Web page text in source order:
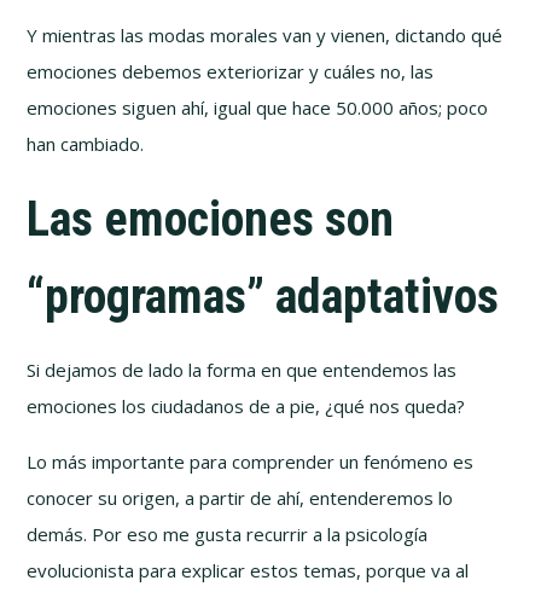
Y mientras las modas morales van y vienen, dictando qué
emociones debemos exteriorizar y cuáles no, las
emociones siguen ahí, igual que hace 50.000 años; poco
han cambiado.
Las emociones son
“programas” adaptativos
Si dejamos de lado la forma en que entendemos las
emociones los ciudadanos de a pie, ¿qué nos queda?
Lo más importante para comprender un fenómeno es
conocer su origen, a partir de ahí, entenderemos lo
demás. Por eso me gusta recurrir a la psicología
evolucionista para explicar estos temas, porque va al